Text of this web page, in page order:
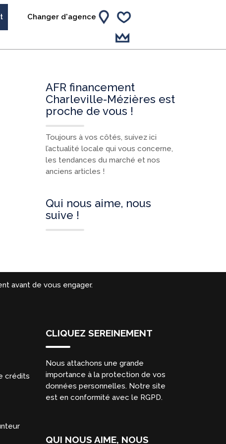
Changer d'agence
AFR financement
Charleville-Mézières est
proche de vous !
Toujours à vos côtés, suivez ici
l’actualité locale qui vous concerne,
les tendances du marché et nos
anciens articles !
Qui nous aime, nous
suive !
avant de vous engager.
crédits
CLIQUEZ SEREINEMENT
Nous attachons une grande
importance à la protection de vos
données personnelles. Notre site
est en conformité avec le RGPD.
QUI NOUS AIME, NOUS